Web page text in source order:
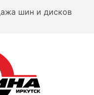
шин и дисков